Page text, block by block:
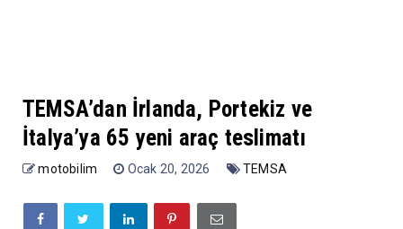
TEMSA’dan İrlanda, Portekiz ve
İtalya’ya 65 yeni araç teslimatı
motobilim Ocak 20, 2026 TEMSA